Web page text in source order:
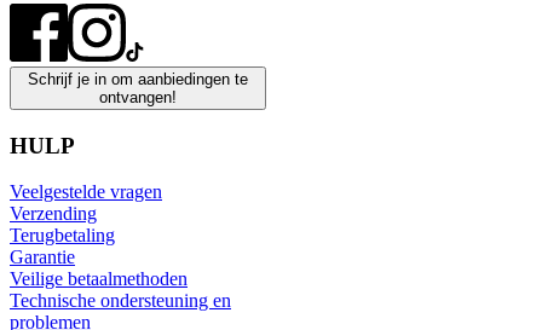
Schrijf je in om aanbiedingen te
ontvangen!
HULP
Veelgestelde vragen
Verzending
Terugbetaling
Garantie
Veilige betaalmethoden
Technische ondersteuning en
problemen